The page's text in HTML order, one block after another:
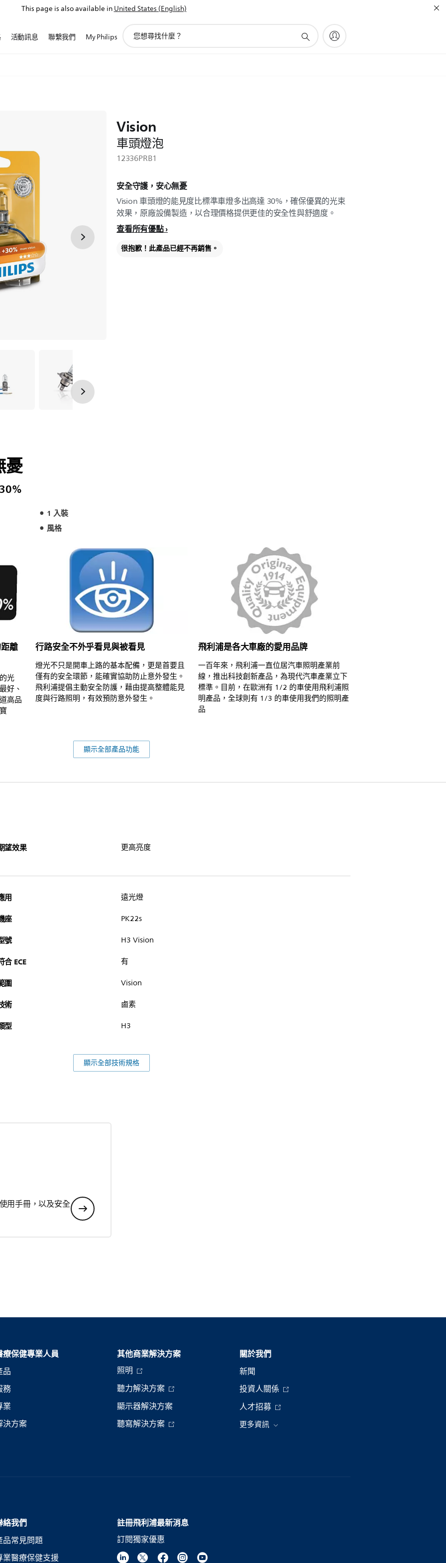
This page is also available inUnited States (English)
活動訊息 聯繫我們 My Philips
Vision
車頭燈泡
12336PRB1
安全守護，安心無憂
Vision 車頭燈的能見度比標準車燈多出高達 30%，確保優異的光束
效果，原廠設備製造，以合理價格提供更佳的安全性與舒適度。
查看所有優點
很抱歉！此產品已經不再銷售。
憂
1 入裝
風格
離
光
好、
高品
行路安全不外乎看見與被看見
燈光不只是開車上路的基本配備，更是首要且
僅有的安全環節，能確實協助防止意外發生。
飛利浦提倡主動安全防護，藉由提高整體能見
度與行路照明，有效預防意外發生。
飛利浦是各大車廠的愛用品牌
一百年來，飛利浦一直位居汽車照明產業前
線，推出科技創新產品，為現代汽車產業立下
標準。目前，在歐洲有 1/2 的車使用飛利浦照
明產品，全球則有 1/3 的車使用我們的照明產
品
顯示全部產品功能
望效果 更高亮度
用 遠光燈
座 PK22s
號 H3 Vision
合 ECE 有
圍 Vision
術 鹵素
型 H3
顯示全部技術規格
用手冊，以及安全
療保健專業人員
品
務
業
決方案
其他商業解決方案
照明
聽力解決方案
顯示器解決方案
聽寫解決方案
關於我們
新聞
投資人關係
人才招募
更多資訊
絡我們
品常見問題
業醫療保健支援
註冊飛利浦最新消息
訂閱獨家優惠